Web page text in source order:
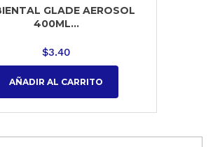
GLADE AEROSOL
400ML...
$3.40
AÑADIR AL CARRITO